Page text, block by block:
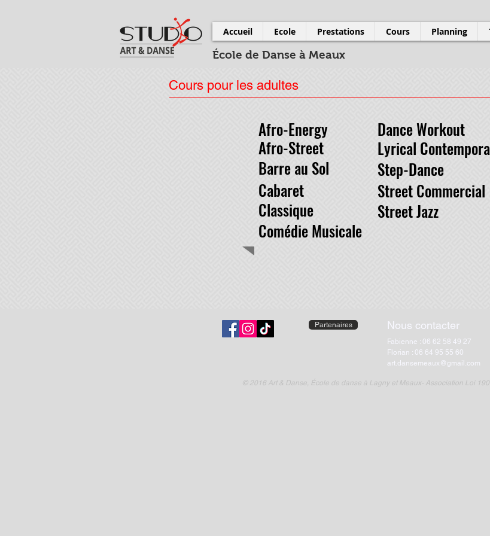
Accueil Ecole Prestations Cours Planning
École de Danse à Meaux
Cours pour les adultes
Afro-Energy
Afro-Street
Barre au Sol
Cabaret
Classique
Dance Workout
Lyrical
Step-Dance
Street Commercial
Street Jazz
Comédie Musicale
Partenaires Nous contacter
Fabienne : 06 62 58 49 27
Florian : 06 64 95 55 60
art.dansemeaux@gmail.com
© 2016 Art & Danse, École de danse à Lagny et Meaux- Association Loi